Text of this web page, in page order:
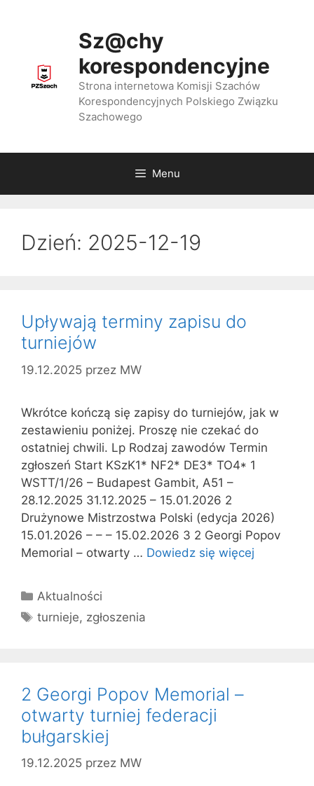
Sz@chy
korespondencyjne
Strona internetowa Komisji Szachów
Korespondencyjnych Polskiego Związku
Szachowego
Menu
Dzień: 2025-12-19
Upływają terminy zapisu do
turniejów
19.12.2025 przez MW
Wkrótce kończą się zapisy do turniejów, jak w
zestawieniu poniżej. Proszę nie czekać do
ostatniej chwili. Lp Rodzaj zawodów Termin
zgłoszeń Start KSzK1* NF2* DE3* TO4* 1
WSTT/1/26 – Budapest Gambit, A51 –
28.12.2025 31.12.2025 – 15.01.2026 2
Drużynowe Mistrzostwa Polski (edycja 2026)
15.01.2026 – – – 15.02.2026 3 2 Georgi Popov
Memorial – otwarty … Dowiedz się więcej
Kategorie
Aktualności
Tagi
turnieje, zgłoszenia
2 Georgi Popov Memorial –
otwarty turniej federacji
bułgarskiej
19.12.2025 przez MW